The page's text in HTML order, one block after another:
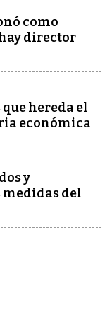
como
director
hereda el
económica
y
medidas del